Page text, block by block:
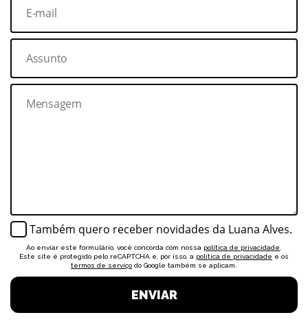
Também quero receber novidades da Luana Alves.
Ao enviar este formulário, você concorda com nossa política de privacidade
Este site é protegido pelo reCAPTCHA e, por isso, a política de privacidade e os
termos de serviço do Google também se aplicam.
ENVIAR